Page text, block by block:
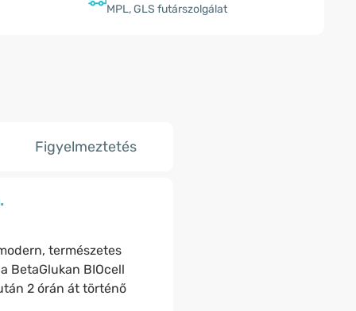
MPL, GLS futárszolgálat
Figyelmeztetés
természetes
BetaGlukan BIOcell
2 órán át történő